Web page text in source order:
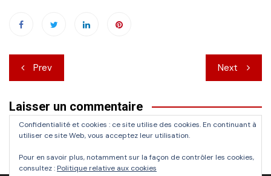
Navigation
de
l’article
Prev Next
Laisser un commentaire
Vous devezvous connecterpour publier un commentaire.
Confidentialité et cookies : ce site utilise des cookies. En continuant à
utiliser ce site Web, vous acceptez leur utilisation.
Pour en savoir plus, notamment sur la façon de contrôler les cookies,
consultez : Politique relative aux cookies